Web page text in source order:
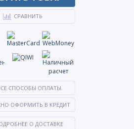
СРАВНИТЬ
СПОСОБЫ ОПЛАТЫ
ОФОРМИТЬ В КРЕДИТ
О ДОСТАВКЕ